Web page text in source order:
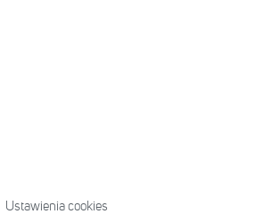
Ustawienia cookies